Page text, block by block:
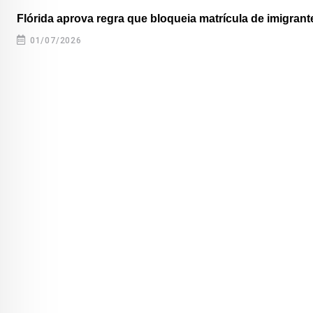
Flórida aprova regra que bloqueia matrícula de
01/07/2026